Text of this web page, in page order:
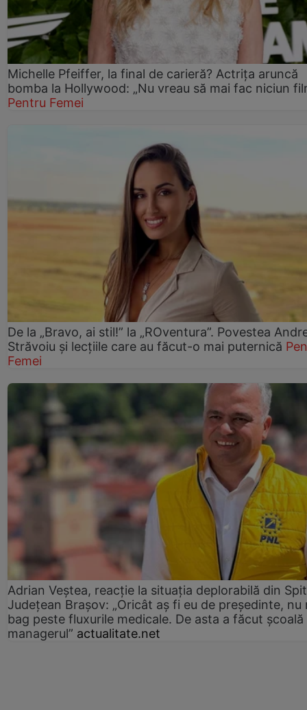
Michelle Pfeiffer, la final de carieră? Actrița aruncă
bomba la Hollywood: „Nu vreau să mai fac niciun
Pentru Femei
De la „Bravo, ai stil!” la „ROventura”. Povestea
Străvoiu și lecțiile care au făcut-o mai puternică
Femei
Adrian Veștea, reacție la situația deplorabilă din
Județean Brașov: „Oricât aș fi eu de președinte, nu
bag peste fluxurile medicale. De asta a făcut școală
managerul” actualitate.net